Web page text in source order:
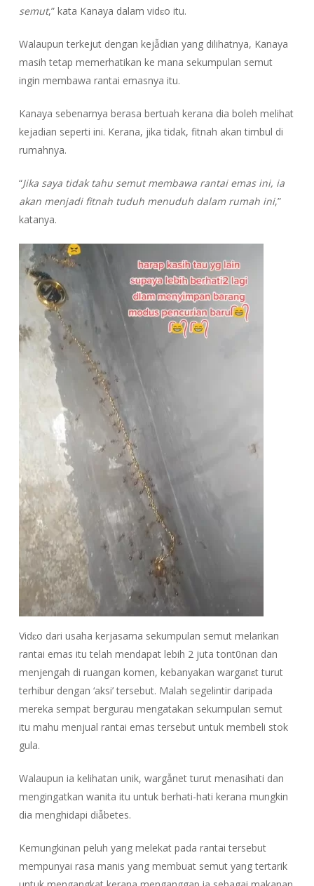
semut,” kata Kanaya dalam vidɛo itu.
Walaupun terkejut dengan kejẫdian yang dilihatnya, Kanaya
masih tetap memerhatikan ke mana sekumpulan semut
ingin membawa rantai emasnya itu.
Kanaya sebenarnya berasa bertuah kerana dia boleh melihat
kejadian seperti ini. Kerana, jika tidak, fitnah akan timbul di
rumahnya.
“Jika saya tidak tahu semut membawa rantai emas ini, ia
akan menjadi fitnah tuduh menuduh dalam rumah ini,”
katanya.
Vidɛo dari usaha kerjasama sekumpulan semut melarikan
rantai emas itu telah mendapat lebih 2 juta tont0nan dan
menjengah di ruangan komen, kebanyakan warganɛt turut
terhibur dengan ‘aksi’ tersebut. Malah segelintir daripada
mereka sempat bergurau mengatakan sekumpulan semut
itu mahu menjual rantai emas tersebut untuk membeli stok
gula.
Walaupun ia kelihatan unik, wargẫnet turut menasihati dan
mengingatkan wanita itu untuk berhati-hati kerana mungkin
dia menghidapi diẫbetes.
Kemungkinan peluh yang melekat pada rantai tersebut
mempunyai rasa manis yang membuat semut yang tertarik